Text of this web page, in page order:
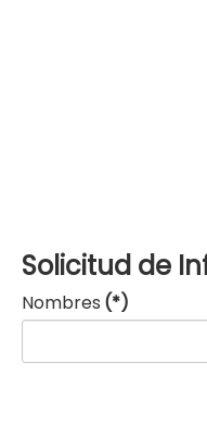
Solicitud de
Nombres (*)